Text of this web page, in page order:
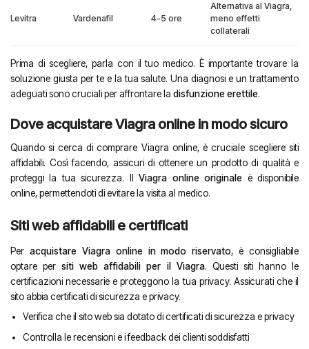
Levitra Vardenafil 4-5 ore
Alternativa al Viagra,
meno effetti
collaterali
Prima di scegliere, parla con il tuo medico. È importante trovare la
soluzione giusta per te e la tua salute. Una diagnosi e un trattamento
adeguati sono cruciali per affrontare la disfunzione erettile.
Dove acquistare Viagra online in modo sicuro
Quando si cerca di comprare Viagra online, è cruciale scegliere siti
affidabili. Così facendo, assicuri di ottenere un prodotto di qualità e
proteggi la tua sicurezza. IlViagra online originale è disponibile
online, permettendoti di evitare la visita al medico.
Siti web affidabili e certificati
Per acquistare Viagra online in modo riservato, è consigliabile
optare persiti web affidabili per il Viagra. Questi siti hanno le
certificazioni necessarie e proteggono la tua privacy. Assicurati che il
sito abbia certificati di sicurezza e privacy.
Verifica che il sito web sia dotato di certificati di sicurezza e privacy
Controlla le recensioni e i feedback dei clienti soddisfatti